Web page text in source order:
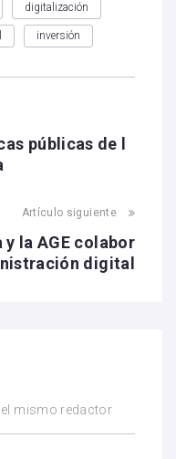
digitalización
inversión
públicas de l
Artículo siguiente
la AGE colabor
digital
mismo redactor